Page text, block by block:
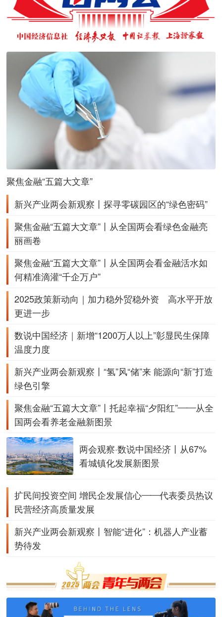
聚焦金融“五篇大文章”
新兴产业两会新观察丨探寻零碳园区的“绿色密码”
聚焦金融“五篇大文章”丨从全国两会看绿色金融亮
丽画卷
聚焦金融“五篇大文章”丨从全国两会看金融活水如
何精准滴灌“千企万户”
2025政策新动向｜加力稳外贸稳外资 高水平开放
更进一步
数说中国经济｜新增“1200万人以上”彰显民生保障
温度力度
新兴产业两会新观察丨“氢”风“储”来 能源向“新”打造
绿色引擎
聚焦金融“五篇大文章”丨托起幸福“夕阳红”——从全
国两会看养老金融新图景
两会观察·数说中国经济丨从67%
看城镇化发展新图景
扩民间投资空间 增民企发展信心——代表委员热议
民营经济高质量发展
新兴产业两会新观察丨智能“进化”：机器人产业蓄
势待发